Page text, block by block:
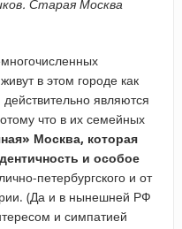
Старая Москва
в этом городе как
являются
что в их семейных
Москва, которая
и особое
петербургского и от
(Да и в нынешней РФ
и симпатией